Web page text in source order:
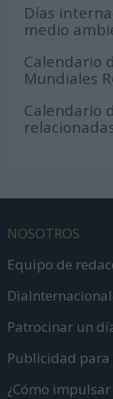
Días
medio
Calendario
Mundiales
Calendario
NOSOTROS
Equipo de
Patrocinar un
Publicidad para
¿Cómo